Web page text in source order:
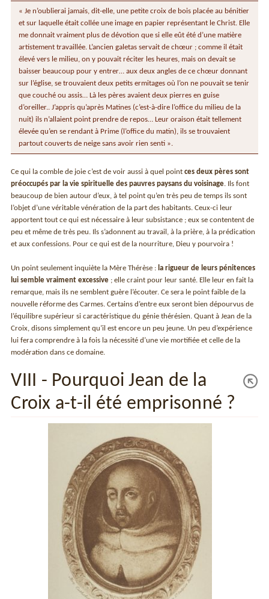
« Je n’oublierai jamais, dit-elle, une petite croix de bois placée au bénitier
et sur laquelle était collée une image en papier représentant le Christ. Elle
me donnait vraiment plus de dévotion que si elle eût été d’une matière
artistement travaillée. L’ancien galetas servait de chœur ; comme il était
élevé vers le milieu, on y pouvait réciter les heures, mais on devait se
baisser beaucoup pour y entrer… aux deux angles de ce chœur donnant
sur l’église, se trouvaient deux petits ermitages où l’on ne pouvait se tenir
que couché ou assis… Là les pères avaient deux pierres en guise
d’oreiller.. J’appris qu’après Matines (c’est-à-dire l’office du milieu de la
nuit) ils n’allaient point prendre de repos… Leur oraison était tellement
élevée qu’en se rendant à Prime (l’office du matin), ils se trouvaient
partout couverts de neige sans avoir rien senti ».
Ce qui la comble de joie c’est de voir aussi à quel point ces deux pères sont
préoccupés par la vie spirituelle des pauvres paysans du voisinage. Ils font
beaucoup de bien autour d’eux, à tel point qu’en très peu de temps ils sont
l’objet d’une véritable vénération de la part des habitants. Ceux-ci leur
apportent tout ce qui est nécessaire à leur subsistance ; eux se contentent de
peu et même de très peu. Ils s’adonnent au travail, à la prière, à la prédication
et aux confessions. Pour ce qui est de la nourriture, Dieu y pourvoira !
Un point seulement inquiète la Mère Thérèse : la rigueur de leurs pénitences
lui semble vraiment excessive ; elle craint pour leur santé. Elle leur en fait la
remarque, mais ils ne semblent guère l’écouter. Ce sera le point faible de la
nouvelle réforme des Carmes. Certains d’entre eux seront bien dépourvus de
l’équilibre supérieur si caractéristique du génie thérésien. Quant à Jean de la
Croix, disons simplement qu’il est encore un peu jeune. Un peu d’expérience
lui fera comprendre à la fois la nécessité d’une vie mortifiée et celle de la
modération dans ce domaine.
VIII - Pourquoi Jean de la
Croix a-t-il été emprisonné ?